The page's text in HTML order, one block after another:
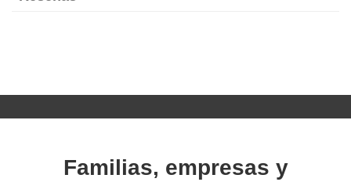
Familias, empresas y